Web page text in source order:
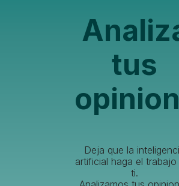
tus
Deja que la
artificial haga el
ti.